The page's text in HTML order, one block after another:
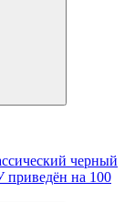
черный
приведён на 100